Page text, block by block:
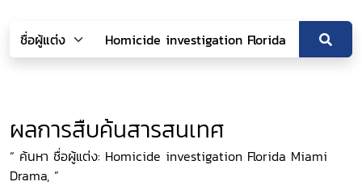
ผลการสืบค้นสารสนเทศ
“ ค้นหา ชื่อผู้แต่ง: Homicide investigation Florida Miami
Drama, ”